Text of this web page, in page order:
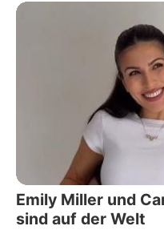
Emily Miller und
sind auf der Welt